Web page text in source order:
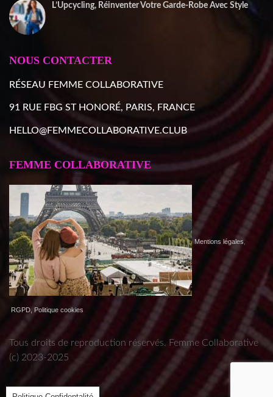
L’Upcycling, Réinventer Votre Garde-Robe Avec Style
NOUS CONTACTER
RÉSEAU FEMME COLLABORATIVE
91 RUE FBG ST HONORÉ, PARIS, FRANCE
HELLO@FEMMECOLLABORATIVE.CLUB
FEMME COLLABORATIVE
Mentions légales,
RGPD, Politique cookies
Tous droits de reproduction réservés. Femme Collaborative
(c) 2023-2025